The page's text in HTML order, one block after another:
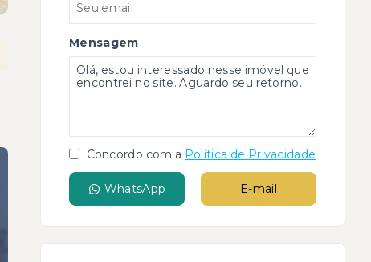
Mensagem
Concordo com a Política de Privacidade
WhatsApp E-mail